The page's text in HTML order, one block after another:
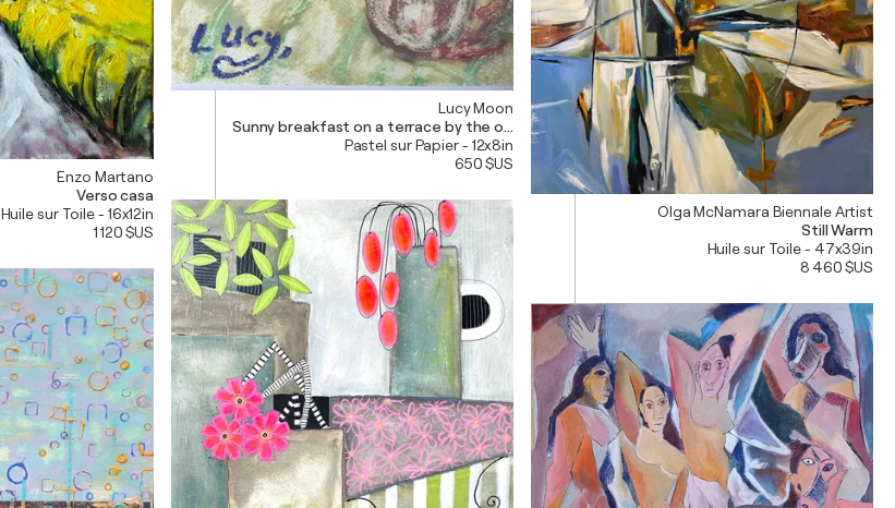
Enzo Martano
Verso casa
Huile sur Toile - 16x12in
1 120 $US
Lucy Moon
Sunny breakfast on a terrace by the ocean
Pastel sur Papier - 12x8in
650 $US
Olga McNamara Biennale Artist
Still Warm
Huile sur Toile - 47x39in
8 460 $US